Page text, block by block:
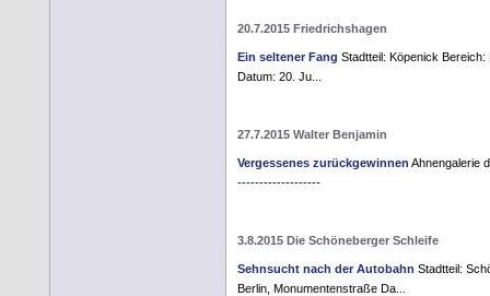
20.7.2015 Friedrichshagen
Ein seltener Fang Stadtteil: Köpenick
Datum: 20. Ju...
27.7.2015 Walter Benjamin
Vergessenes zurückgewinnen Ahnengalerie
-------------------
3.8.2015 Die Schöneberger Schleife
Sehnsucht nach der Autobahn Stadtteil:
Berlin, Monumentenstraße Da...